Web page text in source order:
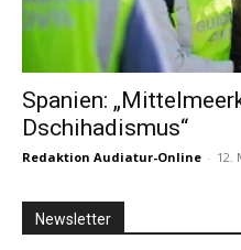
Spanien:
Dschihadismus“
Redaktion Audiatur-Online - 12.
Newsletter